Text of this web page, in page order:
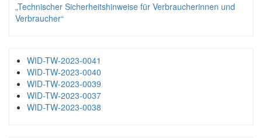
„Technischer Sicherheitshinweise für Verbraucherinnen und
Verbraucher“
WID-TW-2023-0041
WID-TW-2023-0040
WID-TW-2023-0039
WID-TW-2023-0037
WID-TW-2023-0038